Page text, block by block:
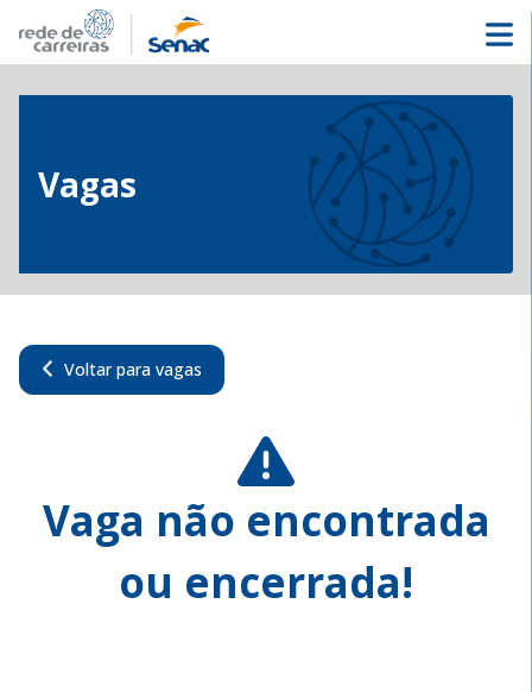
Vagas
Voltar para vagas
Vaga não encontrada
ou encerrada!